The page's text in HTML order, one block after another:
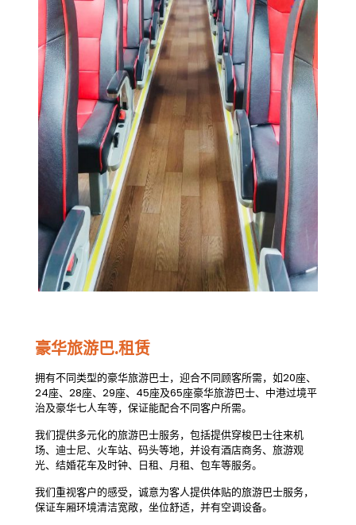
豪华旅游巴.租赁
拥有不同类型的豪华旅游巴士，迎合不同顾客所需，如20座、
24座、28座、29座、45座及65座豪华旅游巴士、中港过境平
治及豪华七人车等，保证能配合不同客户所需。
我们提供多元化的旅游巴士服务，包括提供穿梭巴士往来机
场、迪士尼、火车站、码头等地，并设有酒店商务、旅游观
光、结婚花车及时钟、日租、月租、包车等服务。
我们重视客户的感受，诚意为客人提供体贴的旅游巴士服务，
保证车厢环境清洁宽敞，坐位舒适，并有空调设备。